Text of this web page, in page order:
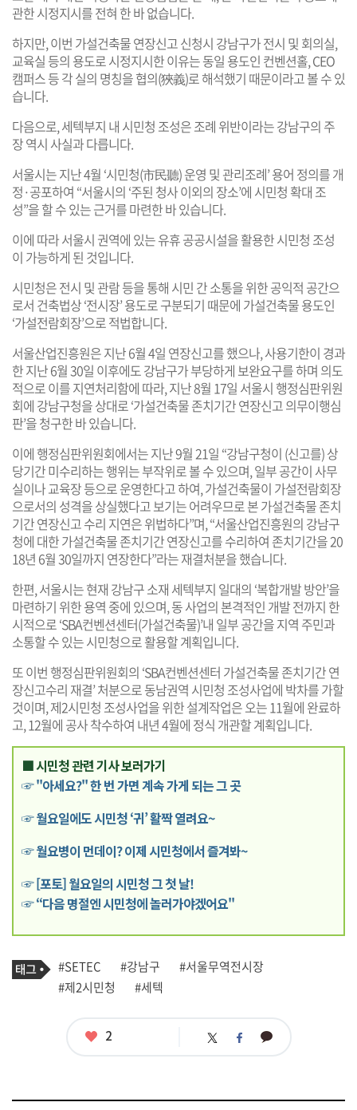
관한 시정지시를 전혀 한 바 없습니다.
하지만, 이번 가설건축물 연장신고 신청시 강남구가 전시 및 회의실,
교육실 등의 용도로 시정지시한 이유는 동일 용도인 컨벤션홀, CEO
캠퍼스 등 각 실의 명칭을 협의(狹義)로 해석했기 때문이라고 볼 수 있
습니다.
다음으로, 세텍부지 내 시민청 조성은 조례 위반이라는 강남구의 주
장 역시 사실과 다릅니다.
서울시는 지난 4월 ‘시민청(市民聽) 운영 및 관리조례’ 용어 정의를 개
정·공포하여 “서울시의 ‘주된 청사 이외의 장소’에 시민청 확대 조
성”을 할 수 있는 근거를 마련한 바 있습니다.
이에 따라 서울시 권역에 있는 유휴 공공시설을 활용한 시민청 조성
이 가능하게 된 것입니다.
시민청은 전시 및 관람 등을 통해 시민 간 소통을 위한 공익적 공간으
로서 건축법상 ‘전시장’ 용도로 구분되기 때문에 가설건축물 용도인
‘가설전람회장’으로 적법합니다.
서울산업진흥원은 지난 6월 4일 연장신고를 했으나, 사용기한이 경과
한 지난 6월 30일 이후에도 강남구가 부당하게 보완요구를 하며 의도
적으로 이를 지연처리함에 따라, 지난 8월 17일 서울시 행정심판위원
회에 강남구청을 상대로 ‘가설건축물 존치기간 연장신고 의무이행심
판’을 청구한 바 있습니다.
이에 행정심판위원회에서는 지난 9월 21일 “강남구청이 (신고를) 상
당기간 미수리하는 행위는 부작위로 볼 수 있으며, 일부 공간이 사무
실이나 교육장 등으로 운영한다고 하여, 가설건축물이 가설전람회장
으로서의 성격을 상실했다고 보기는 어려우므로 본 가설건축물 존치
기간 연장신고 수리 지연은 위법하다”며, “서울산업진흥원의 강남구
청에 대한 가설건축물 존치기간 연장신고를 수리하여 존치기간을 20
18년 6월 30일까지 연장한다”라는 재결처분을 했습니다.
한편, 서울시는 현재 강남구 소재 세텍부지 일대의 ‘복합개발 방안’을
마련하기 위한 용역 중에 있으며, 동 사업의 본격적인 개발 전까지 한
시적으로 ‘SBA컨벤션센터(가설건축물)’내 일부 공간을 지역 주민과
소통할 수 있는 시민청으로 활용할 계획입니다.
또 이번 행정심판위원회의 ‘SBA컨벤션센터 가설건축물 존치기간 연
장신고수리 재결’ 처분으로 동남권역 시민청 조성사업에 박차를 가할
것이며, 제2시민청 조성사업을 위한 설계작업은 오는 11월에 완료하
고, 12월에 공사 착수하여 내년 4월에 정식 개관할 계획입니다.
■ 시민청 관련 기사 보러가기
☞ "아세요?" 한 번 가면 계속 가게 되는 그 곳
☞ 월요일에도 시민청 ‘귀’ 활짝 열려요~
☞ 월요병이 먼데이? 이제 시민청에서 즐겨봐~
☞ [포토] 월요일의 시민청 그 첫 날!
☞ “다음 명절엔 시민청에 놀러가야겠어요"
기
사
관
련
태
그
#SETEC #강남구
#서울무역전시장
#제2시민청
#세텍
좋
2 트 페 카